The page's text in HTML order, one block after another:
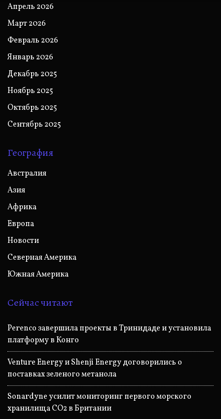
Апрель 2026
Март 2026
Февраль 2026
Январь 2026
Декабрь 2025
Ноябрь 2025
Октябрь 2025
Сентябрь 2025
География
Австралия
Азия
Африка
Европа
Новости
Северная Америка
Южная Америка
Сейчас читают
Perenco завершила проекты в Тринидаде и установила
платформу в Конго
Venture Energy и Shenji Energy договорились о
поставках зеленого метанола
Sonardyne усилит мониторинг первого морского
хранилища CO2 в Британии